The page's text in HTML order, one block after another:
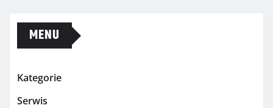
MENU
Kategorie
Serwis